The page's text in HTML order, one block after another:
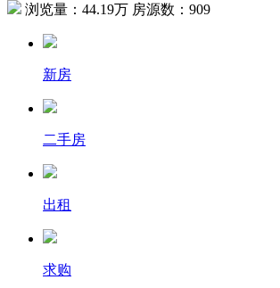
浏览量： 44.19万 房源数： 909
新房
二手房
出租
求购